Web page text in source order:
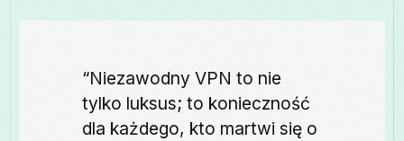
“Niezawodny VPN to nie
tylko luksus; to konieczność
dla każdego, kto martwi się o